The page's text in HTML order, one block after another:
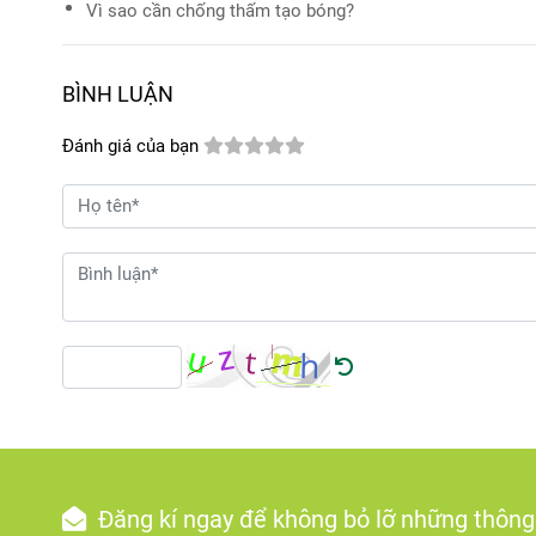
Vì sao cần chống thấm tạo bóng?
BÌNH LUẬN
Đánh giá của bạn
Đăng kí ngay để không bỏ lỡ những